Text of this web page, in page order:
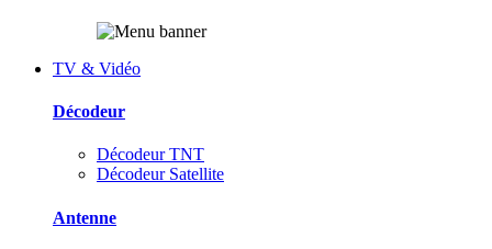
TV & Vidéo
Décodeur
Décodeur TNT
Décodeur Satellite
Antenne